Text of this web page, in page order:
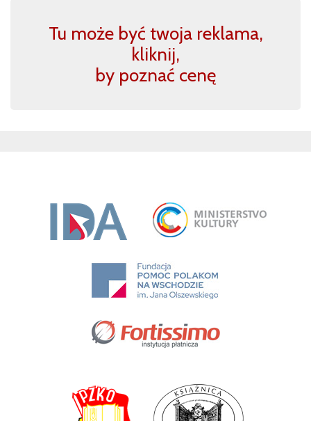
Tu może być twoja reklama,
kliknij,
by poznać cenę